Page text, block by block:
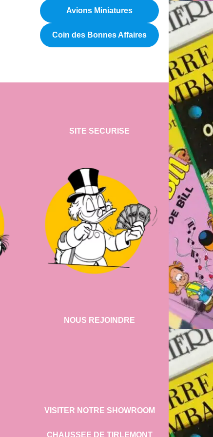
Avions Miniatures
Coin des Bonnes Affaires
SITE SECURISE
NOUS REJOINDRE
VISITER NOTRE SHOWROOM
CHAUSSEE DE TIRLEMONT